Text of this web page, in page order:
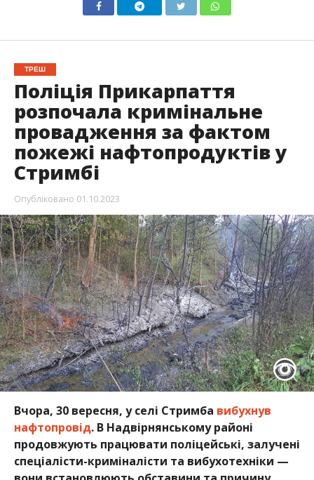
ТРЕШ
Поліція Прикарпаття
розпочала кримінальне
провадження за фактом
пожежі нафтопродуктів у
Стримбі
Опубліковано 01.10.2023
Вчора, 30 вересня, у селі Стримба вибухнув
нафтопровід. В Надвірнянському районі
продовжують працювати поліцейські, залучені
спеціалісти-криміналісти та вибухотехніки —